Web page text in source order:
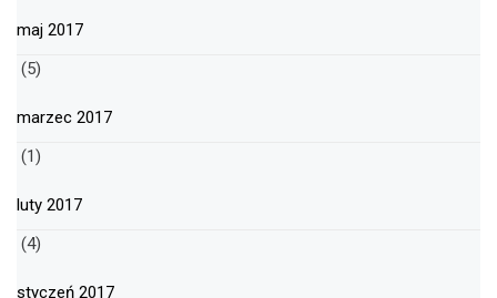
maj 2017
(5)
marzec 2017
(1)
luty 2017
(4)
styczeń 2017